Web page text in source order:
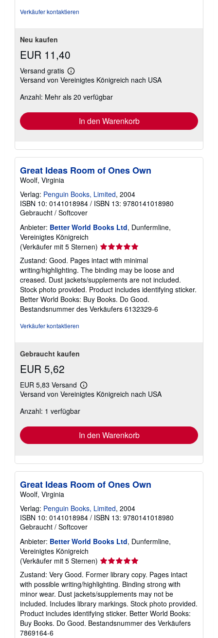
Verkäufer kontaktieren
Neu kaufen
EUR 11,40
Versand gratis
Weitere
Informationen
Versandkosten
Versand von Vereinigtes Königreich nach USA
Anzahl: Mehr als 20 verfügbar
In den Warenkorb
Great Ideas Room of Ones Own
Woolf, Virginia
Verlag: Penguin Books, Limited, 2004
ISBN 10: 0141018984 / ISBN 13: 9780141018980
Gebraucht / Softcover
Anbieter: Better World Books Ltd, Dunfermline,
Vereinigtes Königreich
(Verkäufer mit 5 Sternen) Verkäuferbewertung
von
5
Sternen
Zustand: Good. Pages intact with minimal
writing/highlighting. The binding may be loose and
creased. Dust jackets/supplements are not included.
Stock photo provided. Product includes identifying sticker.
Better World Books: Buy Books. Do Good.
Bestandsnummer des Verkäufers 6132329-6
Verkäufer kontaktieren
Gebraucht kaufen
EUR 5,62
EUR 5,83 Versand
Weitere
Informationen
Versand von Vereinigtes Königreich nach USA
Anzahl: 1 verfügbar
In den Warenkorb
Great Ideas Room of Ones Own
Woolf, Virginia
Verlag: Penguin Books, Limited, 2004
ISBN 10: 0141018984 / ISBN 13: 9780141018980
Gebraucht / Softcover
Anbieter: Better World Books Ltd, Dunfermline,
Vereinigtes Königreich
(Verkäufer mit 5 Sternen) Verkäuferbewertung
von
5
Sternen
Zustand: Very Good. Former library copy. Pages intact
with possible writing/highlighting. Binding strong with
minor wear. Dust jackets/supplements may not be
included. Includes library markings. Stock photo provided.
Product includes identifying sticker. Better World Books:
Buy Books. Do Good. Bestandsnummer des Verkäufers
7869164-6